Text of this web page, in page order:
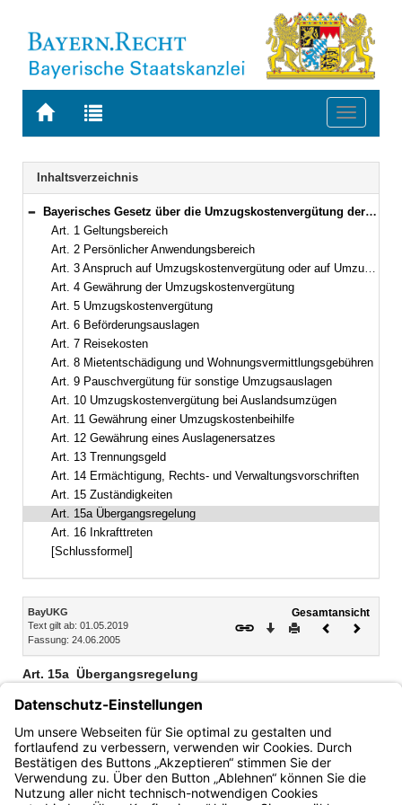
Zur
BAYERN.RECHT
Zur
letzten
Suche
Toggle
Navigation
Inhaltsverzeichnis
Bereich reduzieren
Bayerisches Gesetz über die Umzugskostenvergütung der Beamten und Richter (Bayerisches Umzugskostengesetz – BayUKG) Vom 24. Juni 2005 (GVBl. S. 192) BayRS 2032-5-1-F (Art. 1–16)
Art. 1 Geltungsbereich
Art. 2 Persönlicher Anwendungsbereich
Art. 3 Anspruch auf Umzugskostenvergütung oder auf Umzugskostenbeihilfe
Art. 4 Gewährung der Umzugskostenvergütung
Art. 5 Umzugskostenvergütung
Art. 6 Beförderungsauslagen
Art. 7 Reisekosten
Art. 8 Mietentschädigung und Wohnungsvermittlungsgebühren
Art. 9 Pauschvergütung für sonstige Umzugsauslagen
Art. 10 Umzugskostenvergütung bei Auslandsumzügen
Art. 11 Gewährung einer Umzugskostenbeihilfe
Art. 12 Gewährung eines Auslagenersatzes
Art. 13 Trennungsgeld
Art. 14 Ermächtigung, Rechts- und Verwaltungsvorschriften
Art. 15 Zuständigkeiten
Art. 15a Übergangsregelung
Art. 16 Inkrafttreten
[Schlussformel]
Inhalt
BayUKG
Text gilt ab: 01.05.2019
Fassung: 24.06.2005
Gesamtansicht
Download
DruckenVorheriges
Art. 15a Übergangsregelung
Für Fahrten, die bis einschließlich 31. Dezember 2017
durchgeführt wurden, wird Auslagenersatz gemäß Art. 12 in
der bis zum 31. Dezember 2017 geltenden Fassung
gewährt.